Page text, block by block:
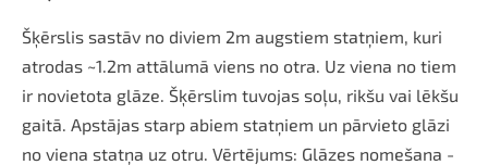
Šķērslis sastāv no diviem 2m augstiem statņiem, kuri
atrodas ~1.2m attālumā viens no otra. Uz viena no tiem
ir novietota glāze. Šķērslim tuvojas soļu, rikšu vai lēkšu
gaitā. Apstājas starp abiem statņiem un pārvieto glāzi
no viena statņa uz otru. Vērtējums: Glāzes nomešana -